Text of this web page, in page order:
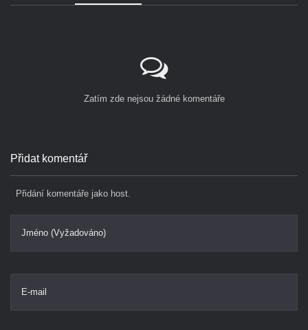
Zatím zde nejsou žádné komentáře
Přidat komentář
Přidání komentáře jako host.
Jméno (Vyžadováno)
E-mail